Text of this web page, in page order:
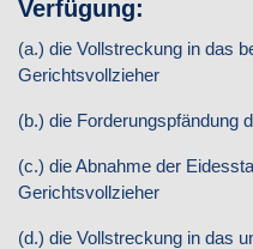
Verfügung:
(a.) die Vollstreckung in das
Gerichtsvollzieher
(b.) die Forderungspfändung
(c.) die Abnahme der
Gerichtsvollzieher
(d.) die Vollstreckung in das